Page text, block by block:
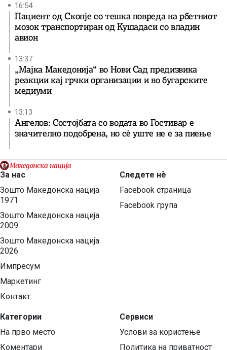
16:54
Пациент од Скопје со тешка повреда на рбетниот
мозок транспортиран од Кушадаси со владин
авион
13:37
„Мајка Македонија“ во Нови Сад предизвика
реакции кај грчки организации и во бугарските
медиуми
13:13
Ангелов: Состојбата со водата во Гостивар е
значително подобрена, но сè уште не е за пиење
За нас
Зошто Македонска нација
1971
Зошто Македонска нација
2009
Зошто Македонска нација
2026
Импресум
Маркетинг
Контакт
Категории
На прво место
Коментари
Следете нѐ
Facebook страница
Facebook група
Сервиси
Услови за користење
Политика на приватност